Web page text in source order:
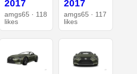
2017
amgs65 · 118
likes
2017
amgs65 · 117
likes